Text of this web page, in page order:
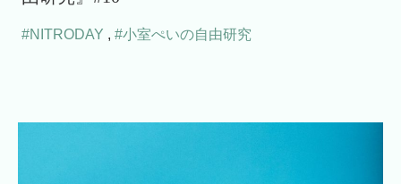
#NITRODAY , #小室ぺいの自由研究